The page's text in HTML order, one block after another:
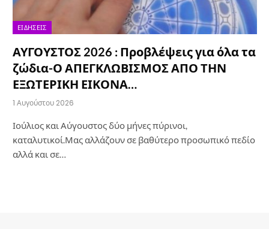
ΕΙΔΉΣΕΙΣ
ΑΥΓΟΥΣΤΟΣ 2026 : Προβλέψεις για όλα τα
ζώδια-Ο ΑΠΕΓΚΛΩΒΙΣΜΟΣ ΑΠΟ ΤΗΝ
ΕΞΩΤΕΡΙΚΗ ΕΙΚΟΝΑ…
1 Αυγούστου 2026
Ιούλιος και Αύγουστος δύο μήνες πύρινοι,
καταλυτικοί.Μας αλλάζουν σε βαθύτερο προσωπικό πεδίο
αλλά και σε…